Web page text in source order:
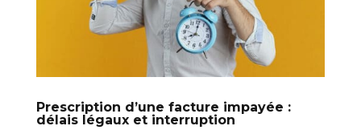
Prescription d’une facture impayée :
délais légaux et interruption